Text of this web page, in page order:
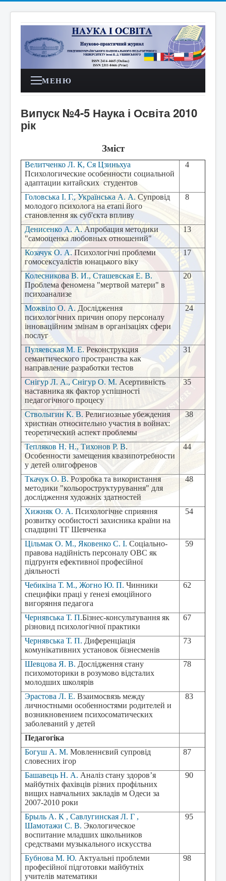
МЕНЮ
Випуск №4-5 Наука і Освіта 2010
рік
Зміст
Велитченко Л. К, Ся Цзиньхуа
Психологические особенности социальной
адаптации китайских студентов
4
Головська І. Г., Українська А. А. Супровід
молодого психолога на етапі його
становлення як суб'єкта впливу
8
Денисенко А. А. Апробация методики
"самооценка любовных отношений"
13
Козачук О. А. Психологічні проблеми
гомосексуалістів юнацького віку
17
Колесникова В. И., Сташевская Е. В.
Проблема феномена "мертвой матери" в
психоанализе
20
Можвіло О. А. Дослідження
психологічних причин опору персоналу
інноваційним змінам в організаціях сфери
послуг
24
Пуляевская М.Е. Реконструкция
семантического пространства как
направление разработки тестов
31
Снігур Л. А., Снігур О. М. Асертивність
наставника як фактор успішності
педагогічного процесу
35
Стволыгин К. В. Религиозные убеждения
христиан относительно участия в войнах:
теоретический аспект проблемы
38
Тепляков Н. Н.,Тихонов Р. В.
Особенности замещения квазипотребности
у детей олигофренов
44
Ткачук О. В. Розробка та використання
методики "кольороструктурування" для
дослідження художніх здатностей
48
Хижняк О. А. Психологічне сприяння
розвитку особистості захисника країни на
спадщині ТГ Шевченка
54
Цільмак О. М., Яковенко С. І. Соціально-
правова надійність персоналу ОВС як
підґрунтя ефективної професійної
діяльності
59
Чебикіна Т. М., Жогно Ю. П. Чинники
специфіки праці у ґенезі емоційного
вигоряння педагога
62
Чернявська Т. П.Бізнес-консультування як
різновид психологічної практики
67
Чернявська Т. П. Диференціація
комунікативних установок бізнесменів
73
Шевцова Я. В. Дослідження стану
психомоторики в розумово відсталих
молодших школярів
78
Эрастова Л. Е. Взаимосвязь между
личностными особенностями родителей и
возникновением психосоматических
заболеваний у детей
83
Педагогіка
Богуш А. М. Мовленнєвий супровід
словесних ігор
87
Башавець Н. А. Аналіз стану здоров’я
майбутніх фахівців різних профільних
вищих навчальних закладів м Одеси за
2007-2010 роки
90
Брыль А. К , Савлугинская Л. Г ,
Шамотажи С. В. Экологическое
воспитание младших школьников
средствами музыкального искусства
95
Бубнова М. Ю. Актуальні проблеми
професійної підготовки майбутніх
учителів математики
98